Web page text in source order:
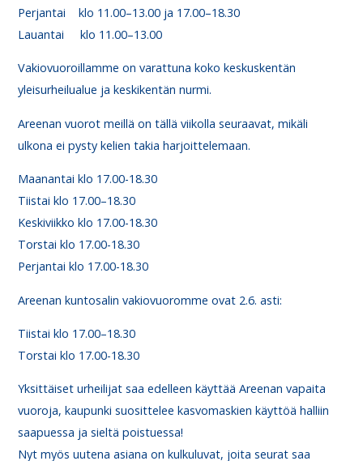
Perjantai klo 11.00–13.00 ja 17.00–18.30
Lauantai klo 11.00–13.00
Vakiovuoroillamme on varattuna koko keskuskentän
yleisurheilualue ja keskikentän nurmi.
Areenan vuorot meillä on tällä viikolla seuraavat, mikäli
ulkona ei pysty kelien takia harjoittelemaan.
Maanantai klo 17.00-18.30
Tiistai klo 17.00–18.30
Keskiviikko klo 17.00-18.30
Torstai klo 17.00-18.30
Perjantai klo 17.00-18.30
Areenan kuntosalin vakiovuoromme ovat 2.6. asti:
Tiistai klo 17.00–18.30
Torstai klo 17.00-18.30
Yksittäiset urheilijat saa edelleen käyttää Areenan vapaita
vuoroja, kaupunki suosittelee kasvomaskien käyttöä halliin
saapuessa ja sieltä poistuessa!
Nyt myös uutena asiana on kulkuluvat, joita seurat saa